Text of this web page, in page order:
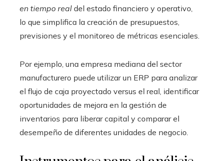
en tiempo real del estado financiero y operativo,
lo que simplifica la creación de presupuestos,
previsiones y el monitoreo de métricas esenciales.
Por ejemplo, una empresa mediana del sector
manufacturero puede utilizar un ERP para analizar
el flujo de caja proyectado versus el real, identificar
oportunidades de mejora en la gestión de
inventarios para liberar capital y comparar el
desempeño de diferentes unidades de negocio.